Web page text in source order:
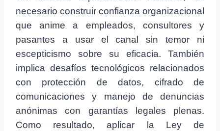
necesario construir confianza organizacional
que anime a empleados, consultores y
pasantes a usar el canal sin temor ni
escepticismo sobre su eficacia. También
implica desafíos tecnológicos relacionados
con protección de datos, cifrado de
comunicaciones y manejo de denuncias
anónimas con garantías legales plenas.
Como resultado, aplicar la Ley de